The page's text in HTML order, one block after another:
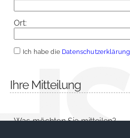
Ort:
Ich habe die Datenschutzerklärung
Ihre Mitteilung
Was möchten Sie mitteilen?